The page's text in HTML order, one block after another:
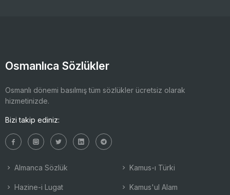
Osmanlıca Sözlükler
Osmanlı dönemi basılmış tüm sözlükler ücretsiz olarak
hizmetinizde.
Bizi takip ediniz:
Almanca Sözlük
Hazine-i Lugat
Kamus-ı Türki
Kamus'ul Alam